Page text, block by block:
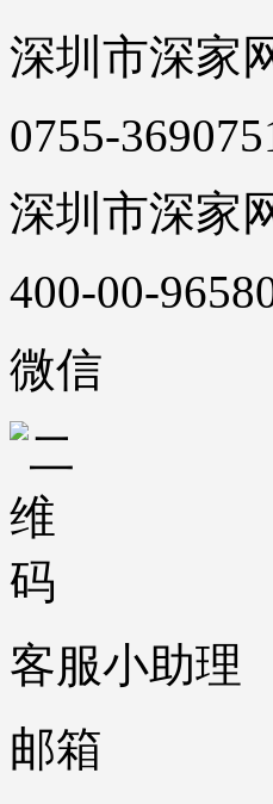
深圳市深家
0755-
深圳市深家
400-00-
微信
客服小助理
邮箱